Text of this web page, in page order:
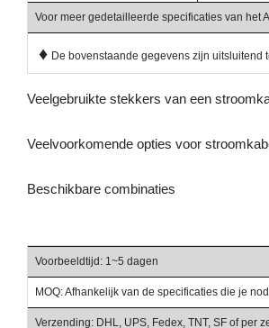
Voor meer gedetailleerde specificaties van het
♦ De bovenstaande gegevens zijn
Veelgebruikte stekkers van een
Veelvoorkomende opties voor
Beschikbare combinaties
Voorbeeldtijd: 1~5 dagen
MOQ: Afhankelijk van de specificaties die je
Verzending: DHL, UPS, Fedex, TNT, SF of per